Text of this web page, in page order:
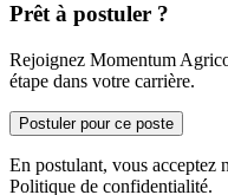
Prêt à postuler ?
Rejoignez Momentum
étape dans votre carrière.
Postuler pour ce poste
En postulant, vous acceptez
Politique de confidentialité.